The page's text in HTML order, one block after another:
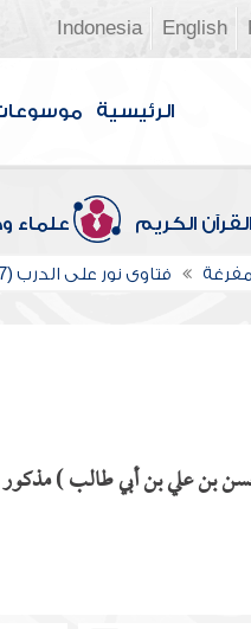
English
Indonesia
الرئيسية
القرآن الكريم علماء
فتاوى نور على الدرب (127)
بن علي بن أبي طالب ) مذكور